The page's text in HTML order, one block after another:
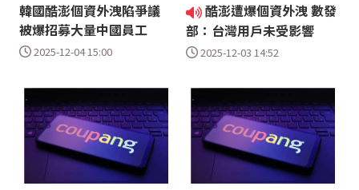
韓國酷澎個資外洩陷爭議
被爆招募大量中國員工
2025-12-04 15:00
酷澎遭爆個資外洩 數發
部：台灣用戶未受影響
2025-12-03 14:52